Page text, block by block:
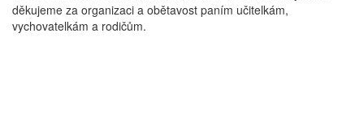
děkujeme za organizaci a obětavost paním učitelkám,
vychovatelkám a rodičům.